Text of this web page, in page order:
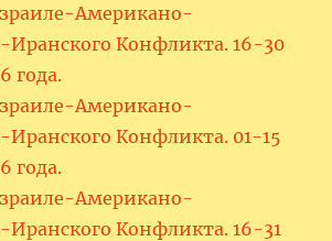
Американо-
Иранского Конфликта. 16-30
года.
Американо-
Иранского Конфликта. 01-15
года.
Американо-
Иранского Конфликта. 16-31